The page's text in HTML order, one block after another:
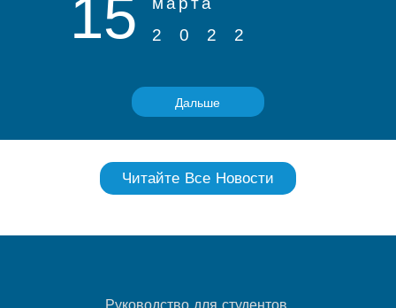
2022
Дальше
Читайте Все Новости